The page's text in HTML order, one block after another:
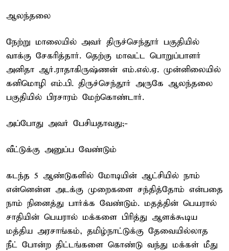
ஆலந்தலை
நேற்று மாலையில் அவர் திருச்செந்தூர் பகுதியில்
வாக்கு சேகரித்தார். தெற்கு மாவட்ட பொறுப்பாளர்
அனிதா ஆர்.ராதாகிருஷ்ணன் எம்.எல்.ஏ. முன்னிலையில்
கனிமொழி எம்.பி. திருச்செந்தூர் அருகே ஆலந்தலை
பகுதியில் பிரசாரம் மேற்கொண்டார்.
அப்போது அவர் பேசியதாவது;-
வீட்டுக்கு அனுப்ப வேண்டும்
கடந்த 5 ஆண்டுகளில் மோடியின் ஆட்சியில் நாம்
என்னென்ன அடக்கு முறைகளை சந்தித்தோம் என்பதை
நாம் நினைத்து பார்க்க வேண்டும். மதத்தின் பெயரால்
சாதியின் பெயரால் மக்களை பிரித்து ஆளக்கூடிய
மத்திய அரசாங்கம், தமிழ்நாட்டுக்கு தேவையில்லாத
நீட் போன்ற திட்டங்களை கொண்டு வந்து மக்கள் மீது